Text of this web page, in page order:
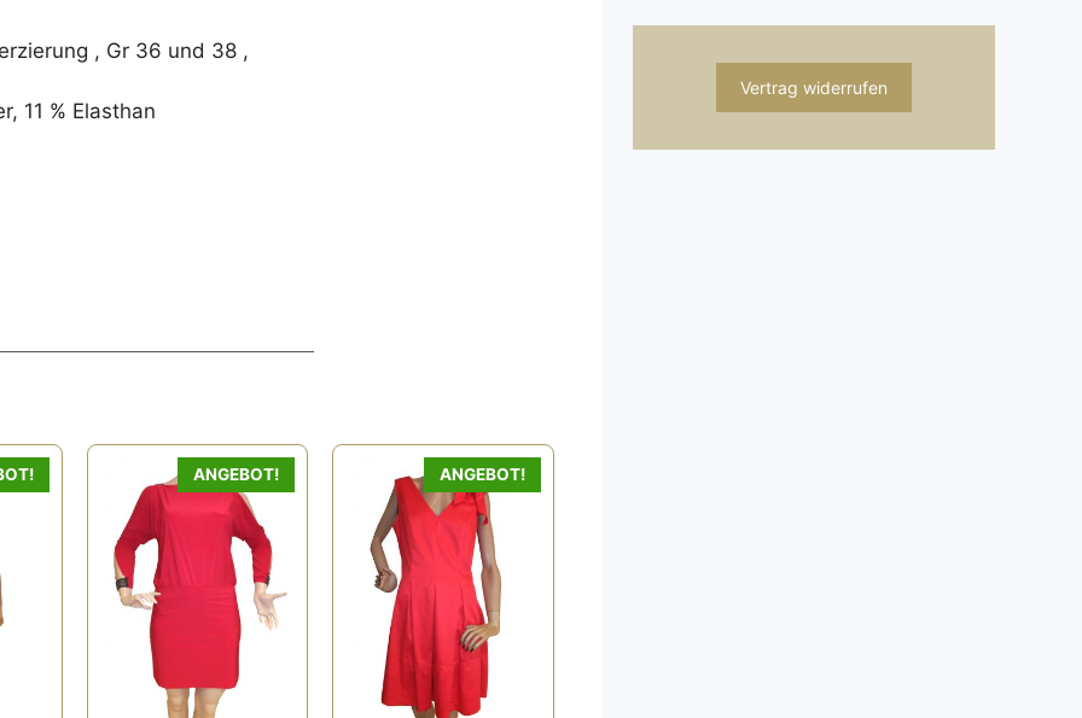
, Gr 36 und 38 ,
11 % Elasthan
ANGEBOT! ANGEBOT!
Vertrag widerrufen